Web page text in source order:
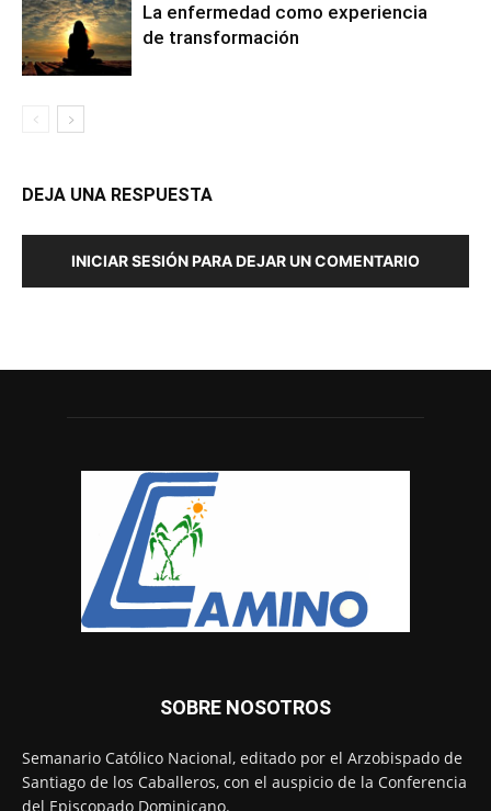
La enfermedad como experiencia
de transformación
DEJA UNA RESPUESTA
INICIAR SESIÓN PARA DEJAR UN COMENTARIO
SOBRE NOSOTROS
Semanario Católico Nacional, editado por el Arzobispado de
Santiago de los Caballeros, con el auspicio de la Conferencia
del Episcopado Dominicano.